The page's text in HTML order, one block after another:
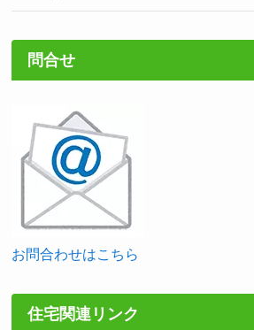
問合せ
お問合わせはこちら
住宅関連リンク